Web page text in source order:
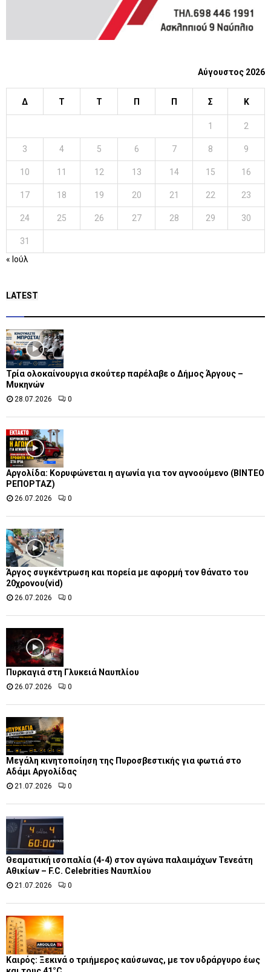
Αύγουστος 2026
Δ Τ Τ Π Π Σ Κ
1 2
3 4 5 6 7 8 9
10 11 12 13 14 15 16
17 18 19 20 21 22 23
24 25 26 27 28 29 30
31
« Ιούλ
LATEST
Τρία ολοκαίνουργια σκούτερ παρέλαβε o Δήμος Άργους –
Μυκηνών
28.07.2026 0
Αργολίδα: Κορυφώνεται η αγωνία για τον αγνοούμενο (ΒΙΝΤΕΟ
ΡΕΠΟΡΤΑΖ)
26.07.2026 0
Άργος συγκέντρωση και πορεία με αφορμή τον θάνατο του
20χρονου(vid)
26.07.2026 0
Πυρκαγιά στη Γλυκειά Ναυπλίου
26.07.2026 0
Μεγάλη κινητοποίηση της Πυροσβεστικής για φωτιά στο
Αδάμι Αργολίδας
21.07.2026 0
Θεαματική ισοπαλία (4-4) στον αγώνα παλαιμάχων Τενεάτη
Αθικίων – F.C. Celebrities Ναυπλίου
21.07.2026 0
Καιρός: Ξεκινά ο τριήμερος καύσωνας, με τον υδράργυρο έως